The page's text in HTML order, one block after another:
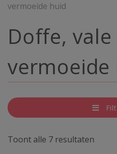
vermoeide huid
Doffe, vale
vermoeide
Toont alle 7 resultaten